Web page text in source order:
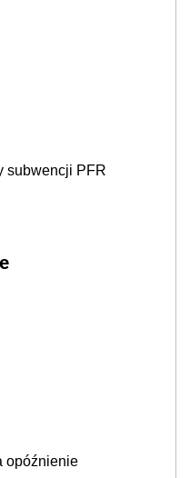
subwencji PFR
opóźnienie